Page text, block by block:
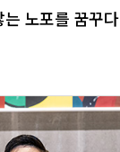
는 노포를 꿈꾸다